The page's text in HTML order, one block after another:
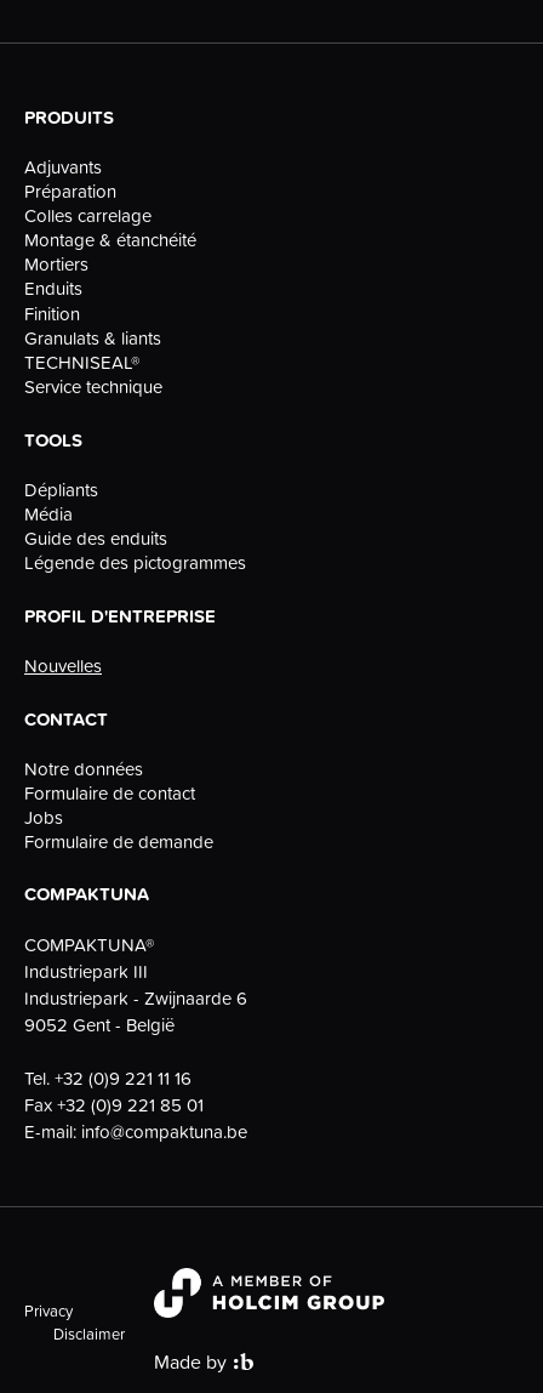
PRODUITS
Adjuvants
Préparation
Colles carrelage
Montage & étanchéité
Mortiers
Enduits
Finition
Granulats & liants
TECHNISEAL®
Service technique
TOOLS
Dépliants
Média
Guide des enduits
Légende des pictogrammes
PROFIL D'ENTREPRISE
Nouvelles
CONTACT
Notre données
Formulaire de contact
Jobs
Formulaire de demande
COMPAKTUNA
COMPAKTUNA®
Industriepark III
Industriepark - Zwijnaarde 6
9052 Gent - België
Tel.+32 (0)9 221 11 16
Fax+32 (0)9 221 85 01
E-mail: info@compaktuna.be
Privacy
Disclaimer
Made by